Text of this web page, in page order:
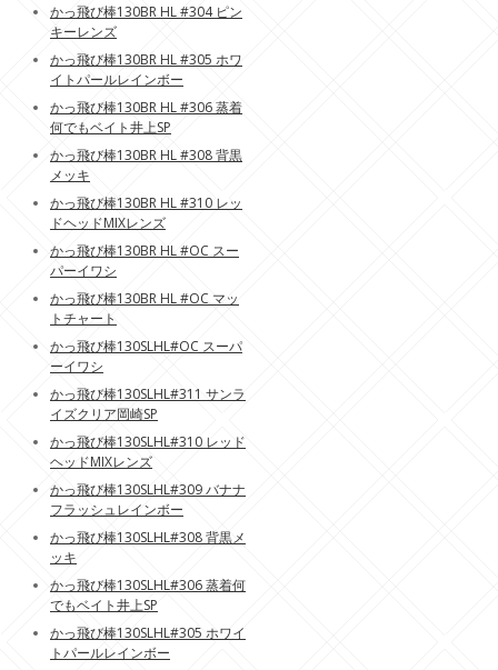
かっ飛び棒130BR HL #304 ピン
キーレンズ
かっ飛び棒130BR HL #305 ホワ
イトパールレインボー
かっ飛び棒130BR HL #306 蒸着
何でもベイト井上SP
かっ飛び棒130BR HL #308 背黒
メッキ
かっ飛び棒130BR HL #310 レッ
ドヘッドMIXレンズ
かっ飛び棒130BR HL #OC スー
パーイワシ
かっ飛び棒130BR HL #OC マッ
トチャート
かっ飛び棒130SLHL#OC スーパ
ーイワシ
かっ飛び棒130SLHL#311 サンラ
イズクリア岡崎SP
かっ飛び棒130SLHL#310 レッド
ヘッドMIXレンズ
かっ飛び棒130SLHL#309 バナナ
フラッシュレインボー
かっ飛び棒130SLHL#308 背黒メ
ッキ
かっ飛び棒130SLHL#306 蒸着何
でもベイト井上SP
かっ飛び棒130SLHL#305 ホワイ
トパールレインボー